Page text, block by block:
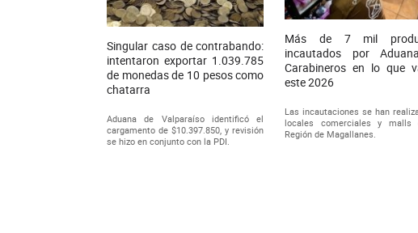
Singular caso de contrabando:
intentaron exportar 1.039.785
de monedas de 10 pesos como
chatarra
Aduana de Valparaíso identificó el
cargamento de $10.397.850, y revisión
se hizo en conjunto con la PDI.
Más de 7 mil
incautados por
Carabineros en lo que
este 2026
Las incautaciones se han
locales comerciales y malls
Región de Magallanes.